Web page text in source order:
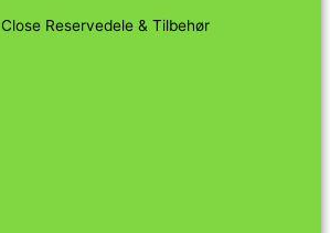
Close Reservedele & Tilbehør